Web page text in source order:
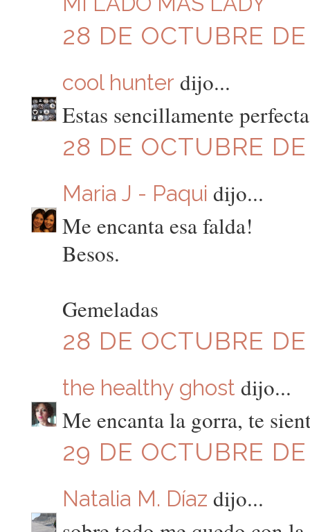
28 DE OCTUBRE
cool hunter dijo...
Estas sencillamente
28 DE OCTUBRE
Maria J - Paqui dijo...
Me encanta esa falda!
Besos.
Gemeladas
28 DE OCTUBRE
the healthy ghost dijo...
Me encanta la gorra, te
29 DE OCTUBRE
Natalia M. Díaz dijo...